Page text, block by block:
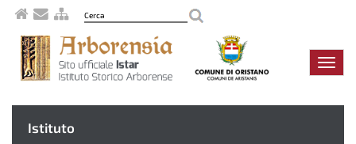
Istituto